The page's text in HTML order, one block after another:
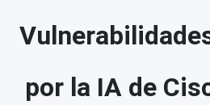
por la IA de